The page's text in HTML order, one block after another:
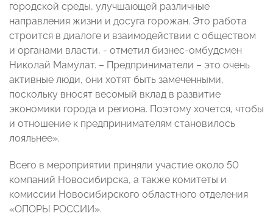
городской среды, улучшающей различные
направления жизни и досуга горожан. Это работа
строится в диалоге и взаимодействии с обществом
и органами власти, - отметил бизнес-омбудсмен
Николай Мамулат. – Предприниматели – это очень
активные люди, они хотят быть замеченными,
поскольку вносят весомый вклад в развитие
экономики города и региона. Поэтому хочется, чтобы
и отношение к предпринимателям становилось
лояльнее».
Всего в мероприятии приняли участие около 50
компаний Новосибирска, а также комитеты и
комиссии Новосибирского областного отделения
«ОПОРЫ РОССИИ».